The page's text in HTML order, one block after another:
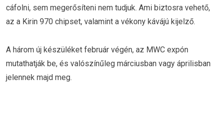
cáfolni, sem megerősíteni nem tudjuk. Ami biztosra vehető,
az a Kirin 970 chipset, valamint a vékony kávájú kijelző.
A három új készüléket február végén, az MWC expón
mutathatják be, és valószínűleg márciusban vagy áprilisban
jelennek majd meg.